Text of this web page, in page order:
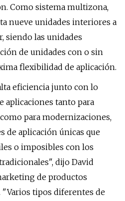
Como sistema multizona,
nueve unidades interiores a
siendo las unidades
de unidades con o sin
flexibilidad de aplicación.
eficiencia junto con lo
tanto para
para modernizaciones,
de aplicación únicas que
o imposibles con los
dijo David
de productos
tipos diferentes de